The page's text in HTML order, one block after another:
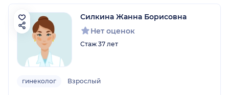
Силкина Жанна Борисовна
Нет оценок
Стаж 37 лет
гинеколог Взрослый